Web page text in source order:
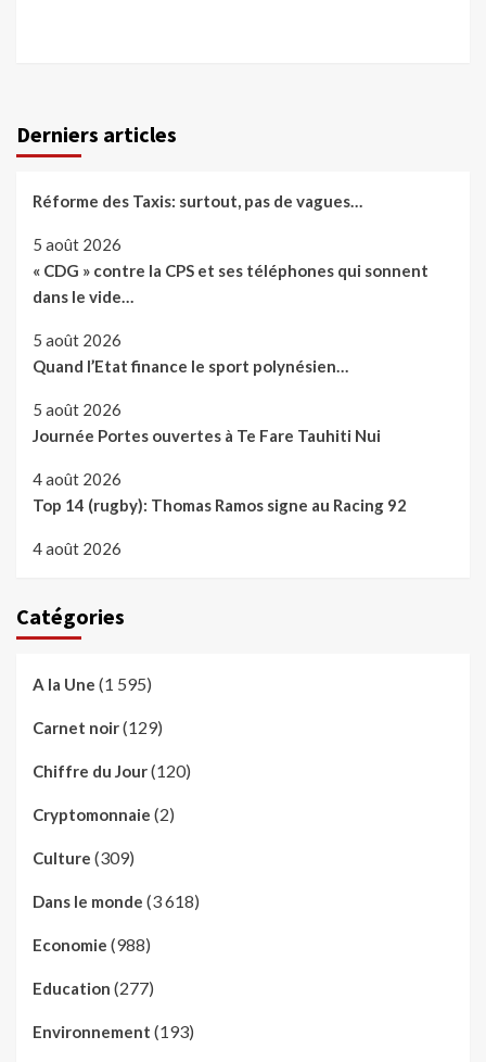
Derniers articles
Réforme des Taxis: surtout, pas de vagues…
5 août 2026
« CDG » contre la CPS et ses téléphones qui sonnent
dans le vide…
5 août 2026
Quand l’Etat finance le sport polynésien…
5 août 2026
Journée Portes ouvertes à Te Fare Tauhiti Nui
4 août 2026
Top 14 (rugby): Thomas Ramos signe au Racing 92
4 août 2026
Catégories
A la Une (1 595)
Carnet noir(129)
Chiffre du Jour(120)
Cryptomonnaie (2)
Culture (309)
Dans le monde (3 618)
Economie (988)
Education (277)
Environnement (193)